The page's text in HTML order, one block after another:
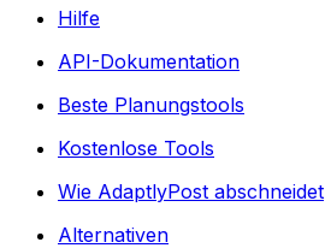
Hilfe
API-Dokumentation
Beste Planungstools
Kostenlose Tools
Wie AdaptlyPost abschneidet
Alternativen